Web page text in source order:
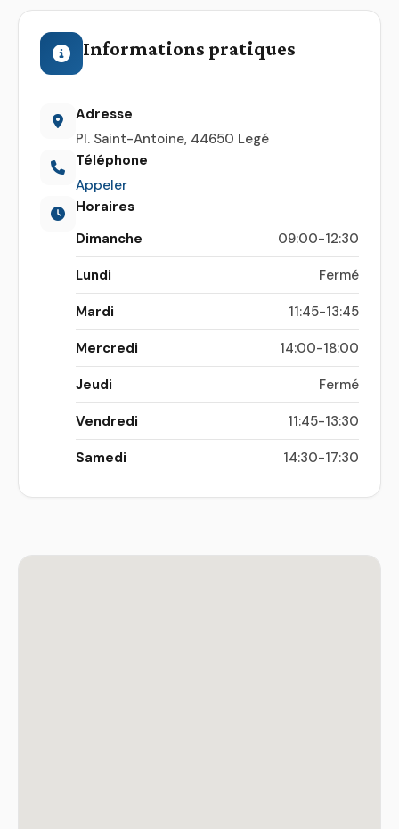
Informations pratiques
Adresse
Pl. Saint-Antoine, 44650 Legé
Téléphone
Appeler
Horaires
Dimanche
09:00-12:30
Lundi Fermé
Mardi 11:45-13:45
Mercredi 14:00-18:00
Jeudi Fermé
Vendredi 11:45-13:30
Samedi 14:30-17:30